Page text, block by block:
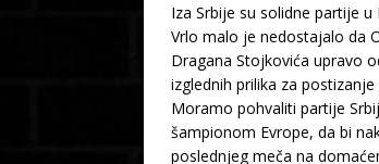
Iza Srbije su solidne partije
Vrlo malo je nedostajalo da
Dragana Stojkovića upravo
izglednih prilika za
Moramo pohvaliti partije
šampionom Evrope, da bi
poslednjeg meča na